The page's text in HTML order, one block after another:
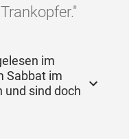
im
Sabbat im
und sind doch